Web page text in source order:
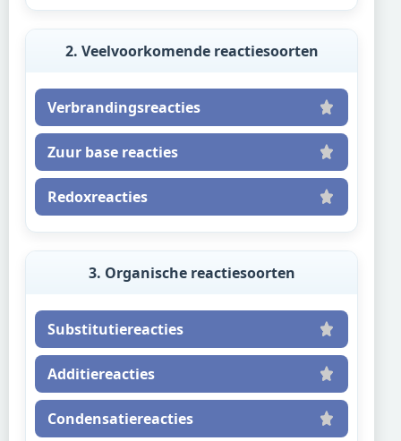
2. Veelvoorkomende reactiesoorten
Verbrandingsreacties
Zuur base reacties
Redoxreacties
3. Organische reactiesoorten
Substitutiereacties
Additiereacties
Condensatiereacties